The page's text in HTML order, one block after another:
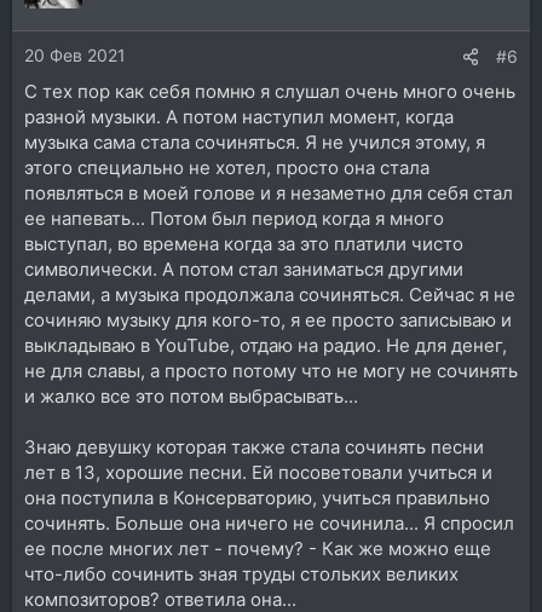
20 Фев 2021 #6
С тех пор как себя помню я слушал очень много очень
разной музыки. А потом наступил момент, когда
музыка сама стала сочиняться. Я не учился этому, я
этого специально не хотел, просто она стала
появляться в моей голове и я незаметно для себя стал
ее напевать... Потом был период когда я много
выступал, во времена когда за это платили чисто
символически. А потом стал заниматься другими
делами, а музыка продолжала сочиняться. Сейчас я не
сочиняю музыку для кого-то, я ее просто записываю и
выкладываю в YouTube, отдаю на радио. Не для денег,
не для славы, а просто потому что не могу не сочинять
и жалко все это потом выбрасывать...
Знаю девушку которая также стала сочинять песни
лет в 13, хорошие песни. Ей посоветовали учиться и
она поступила в Консерваторию, учиться правильно
сочинять. Больше она ничего не сочинила... Я спросил
ее после многих лет - почему? - Как же можно еще
что-либо сочинить зная труды стольких великих
композиторов? ответила она...